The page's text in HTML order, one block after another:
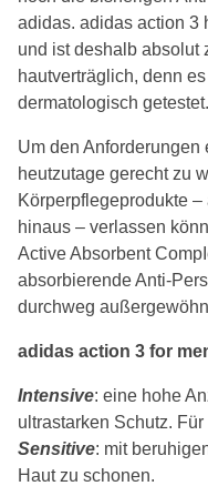
adidas. adidas action 3
und ist deshalb absolut
hautverträglich, denn
dermatologisch getestet.
Um den
heutzutage gerecht zu
Körperpflegeprodukte
hinaus – verlassen
Active Absorbent
absorbierende Anti-
durchweg
adidas action 3 for
Intensive: eine hohe
ultrastarken Schutz.
Sensitive: mit
Haut zu schonen.